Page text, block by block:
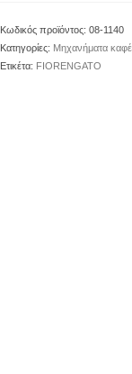
Κωδικός προϊόντος: 08-1140
Κατηγορίες: Μηχανήματα καφέ,
Ετικέτα: FIORENGATO